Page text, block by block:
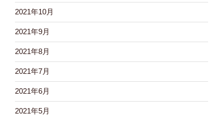
2021年10月
2021年9月
2021年8月
2021年7月
2021年6月
2021年5月